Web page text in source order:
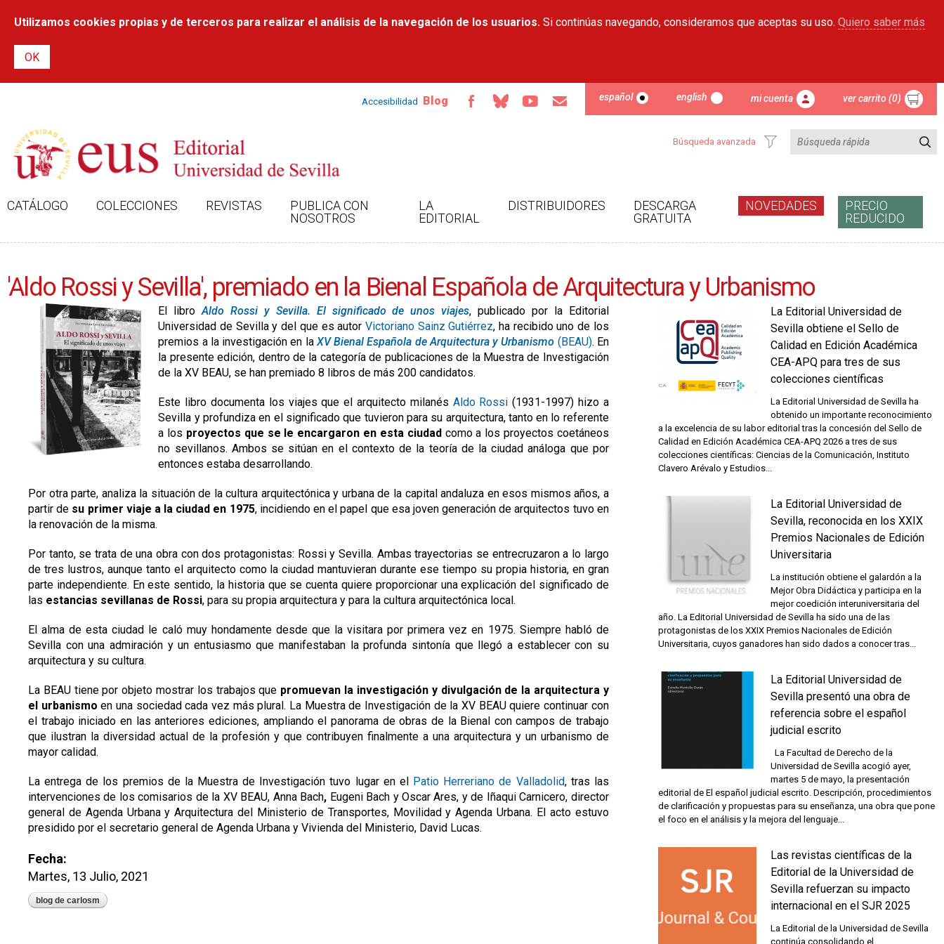
contenido
Utilizamos cookies propias y de terceros para realizar el análisis de la navegación de los usuarios. Si continúas navegando, consideramos que aceptas su uso. Quiero saber más
Accesibilidad Blog español english mi cuenta ver carrito (0)
Búsqueda avanzada
CATÁLOGO COLECCIONES REVISTAS
PUBLICA CON
NOSOTROS
LA
EDITORIAL
DISTRIBUIDORES
DESCARGA
GRATUITA
NOVEDADES
PRECIO
REDUCIDO
'Aldo Rossi y Sevilla', premiado en la Bienal Española de Arquitectura y Urbanismo
El libroAldo Rossi y Sevilla. El significado de unos viajes, publicado por la Editorial
Universidad de Sevilla y del que es autor Victoriano Sainz Gutiérrez, ha recibido uno de los
premios a la investigación en laXV Bienal Española de Arquitectura y Urbanismo (BEAU). En
la presente edición, dentro de la categoría de publicaciones de la Muestra de Investigación
de la XV BEAU, se han premiado 8 libros de más 200 candidatos.
Este libro documenta los viajes que el arquitecto milanés Aldo Rossi (1931-1997) hizo a
Sevilla y profundiza en el significado que tuvieron para su arquitectura, tanto en lo referente
a los proyectos que se le encargaron en esta ciudadcomo a los proyectos coetáneos
no sevillanos. Ambos se sitúan en el contexto de la teoría de la ciudad análoga que por
entonces estaba desarrollando.
Por otra parte, analiza la situación de la cultura arquitectónica y urbana de la capital andaluza en esos mismos años, a
partir de su primer viaje a la ciudad en 1975, incidiendo en el papel que esa joven generación de arquitectos tuvo en
la renovación de la misma.
Por tanto, se trata de una obra con dos protagonistas: Rossi y Sevilla. Ambas trayectorias se entrecruzaron a lo largo
de tres lustros, aunque tanto el arquitecto como la ciudad mantuvieran durante ese tiempo su propia historia, en gran
parte independiente. En este sentido, la historia que se cuenta quiere proporcionar una explicación del significado de
las estancias sevillanas de Rossi, para su propia arquitectura y para la cultura arquitectónica local.
El alma de esta ciudad le caló muy hondamente desde que la visitara por primera vez en 1975. Siempre habló de
Sevilla con una admiración y un entusiasmo que manifestaban la profunda sintonía que llegó a establecer con su
arquitectura y su cultura.
La BEAU tiene por objeto mostrar los trabajos que promuevan la investigación y divulgación de la arquitectura y
el urbanismo en una sociedad cada vez más plural. La Muestra de Investigación de la XV BEAU quiere continuar con
el trabajo iniciado en las anteriores ediciones, ampliando el panorama de obras de la Bienal con campos de trabajo
que ilustran la diversidad actual de la profesión y que contribuyen finalmente a una arquitectura y un urbanismo de
mayor calidad.
La entrega de los premios de la Muestra de Investigación tuvo lugar en el Patio Herreriano de Valladolid, tras las
intervenciones de los comisarios de la XV BEAU, Anna Bach, Eugeni Bach y Oscar Ares, y de Iñaqui Carnicero, director
general de Agenda Urbana y Arquitectura del Ministerio de Transportes, Movilidad y Agenda Urbana. El acto estuvo
presidido por el secretario general de Agenda Urbana y Vivienda del Ministerio, David Lucas.
Fecha:
Martes, 13 Julio, 2021
blog de carlosm
La Editorial Universidad de
Sevilla obtiene el Sello de
Calidad en Edición Académica
CEA-APQ para tres de sus
colecciones científicas
La Editorial Universidad de Sevilla ha
obtenido un importante reconocimiento
a la excelencia de su labor editorial tras la concesión del Sello de
Calidad en Edición Académica CEA-APQ 2026 a tres de sus
colecciones científicas: Ciencias de la Comunicación, Instituto
Clavero Arévalo y Estudios...
La Editorial Universidad de
Sevilla, reconocida en los XXIX
Premios Nacionales de Edición
Universitaria
La institución obtiene el galardón a la
Mejor Obra Didáctica y participa en la
mejor coedición interuniversitaria del
año. La Editorial Universidad de Sevilla ha sido una de las
protagonistas de los XXIX Premios Nacionales de Edición
Universitaria, cuyos ganadores han sido dados a conocer tras...
La Editorial Universidad de
Sevilla presentó una obra de
referencia sobre el español
judicial escrito
La Facultad de Derecho de la
Universidad de Sevilla acogió ayer,
martes 5 de mayo, la presentación
editorial de El español judicial escrito. Descripción, procedimientos
de clarificación y propuestas para su enseñanza, una obra que pone
el foco en el análisis y la mejora del lenguaje...
Las revistas científicas de la
Editorial de la Universidad de
Sevilla refuerzan su impacto
internacional en el SJR 2025
La Editorial de la Universidad de Sevilla
continúa consolidando el